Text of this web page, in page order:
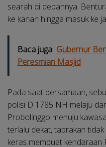
searah di depannya.
ke kanan hingga masuk ke
Baca juga Gubernur
Peresmian Masjid
Pada saat bersamaan,
polisi D 1785 NH melaju
Probolinggo menuju
terlalu dekat, tabrakan
keras membuat kendaraan